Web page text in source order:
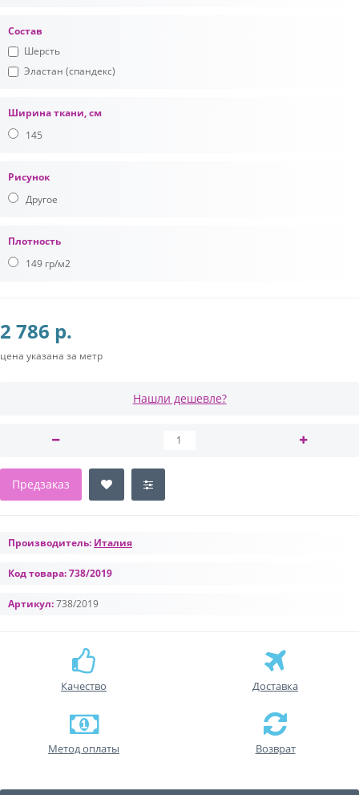
Состав
Шерсть
Эластан (спандекс)
Ширина ткани, см
145
Рисунок
Другое
Плотность
149 гр/м2
2 786 р.
цена указана за метр
Нашли дешевле?
Предзаказ
Производитель: Италия
Код товара:738/2019
Артикул:738/2019
Качество Доставка
Метод оплаты Возврат